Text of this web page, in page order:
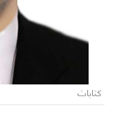
كتابات